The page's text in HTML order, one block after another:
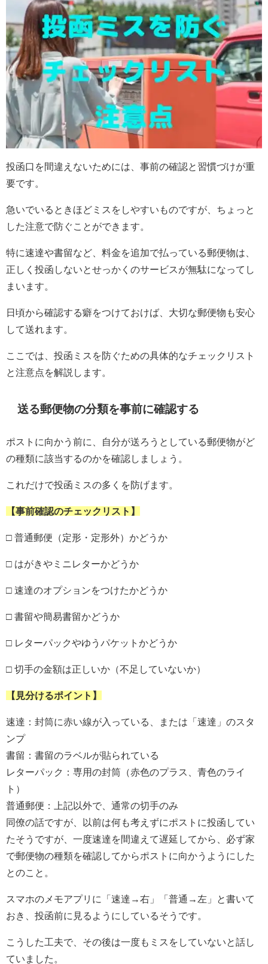
投函口を間違えないためには、事前の確認と習慣づけが重
要です。
急いでいるときほどミスをしやすいものですが、ちょっと
した注意で防ぐことができます。
特に速達や書留など、料金を追加で払っている郵便物は、
正しく投函しないとせっかくのサービスが無駄になってし
まいます。
日頃から確認する癖をつけておけば、大切な郵便物も安心
して送れます。
ここでは、投函ミスを防ぐための具体的なチェックリスト
と注意点を解説します。
送る郵便物の分類を事前に確認する
ポストに向かう前に、自分が送ろうとしている郵便物がど
の種類に該当するのかを確認しましょう。
これだけで投函ミスの多くを防げます。
【事前確認のチェックリスト】
□ 普通郵便（定形・定形外）かどうか
□ はがきやミニレターかどうか
□ 速達のオプションをつけたかどうか
□ 書留や簡易書留かどうか
□ レターパックやゆうパケットかどうか
□ 切手の金額は正しいか（不足していないか）
【見分けるポイント】
速達：封筒に赤い線が入っている、または「速達」のスタ
ンプ
書留：書留のラベルが貼られている
レターパック：専用の封筒（赤色のプラス、青色のライ
ト）
普通郵便：上記以外で、通常の切手のみ
同僚の話ですが、以前は何も考えずにポストに投函してい
たそうですが、一度速達を間違えて遅延してから、必ず家
で郵便物の種類を確認してからポストに向かうようにした
とのこと。
スマホのメモアプリに「速達→右」「普通→左」と書いて
おき、投函前に見るようにしているそうです。
こうした工夫で、その後は一度もミスをしていないと話し
ていました。